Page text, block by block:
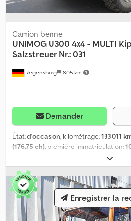
Regensburg 805 km
Camion benne
UNIMOG U300 4x4 - MULTI
Salzstreuer Nr.: 031
Demander
État:d'occasion, kilométrage:133 011
(176,75 ch) , première immatriculation:
,
couleur:orange, type d'engrenage:
d'émission:Euro 3, Équipement:ABS,
intégrale
, Numéro d’identification du
WDB4051001V206031 APPAREIL
BASCULANTE – SALEUSE Djdpsw D I
avec pédale d’embrayage Poids à vide
Enregistrer la